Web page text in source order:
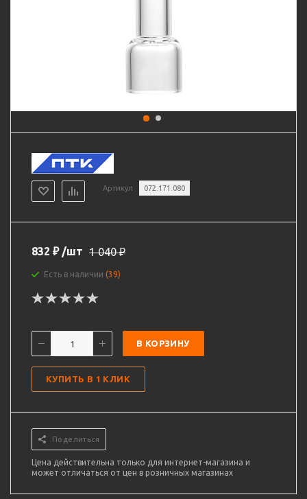
Артикул 072.171.080
832 ₽ /шт 1 040₽
Есть в наличии (39)
В КОРЗИНУ
КУПИТЬ В 1 КЛИК
Поделиться
Цена действительна только для интернет-магазина и
может отличаться от цен в розничных магазинах